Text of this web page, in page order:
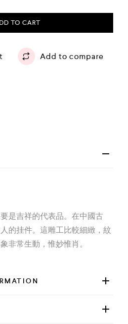
TO CART
Add to compare
是吉祥的代表品。在中國古
的挂件。這雕工比較細緻，紋
非常生動，惟妙惟肖。